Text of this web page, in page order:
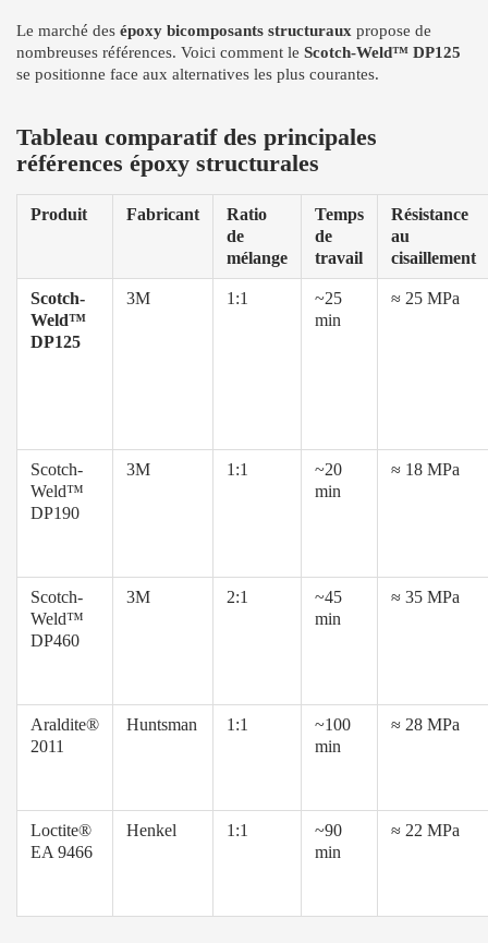
Le marché des époxy bicomposants structuraux propose de
nombreuses références. Voici comment le Scotch-Weld™ DP125
se positionne face aux alternatives les plus courantes.
Tableau comparatif des principales
références époxy structurales
Produit Fabricant
Ratio
de
mélange
Temps
de
travail
Résistance
au
cisaillement
Scotch-
Weld™
DP125
3M 1:1
~25
min
≈ 25 MPa
Scotch-
Weld™
DP190
3M 1:1
~20
min
≈ 18 MPa
Scotch-
Weld™
DP460
3M 2:1
~45
min
≈ 35 MPa
Araldite®
2011
Huntsman 1:1
~100
min
≈ 28 MPa
Loctite®
EA 9466
Henkel 1:1
~90
min
≈ 22 MPa